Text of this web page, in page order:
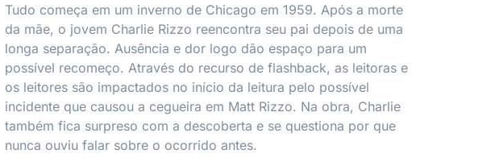
Tudo começa em um inverno de Chicago em 1959. Após a morte
da mãe, o jovem Charlie Rizzo reencontra seu pai depois de uma
longa separação. Ausência e dor logo dão espaço para um
possível recomeço. Através do recurso de flashback, as leitoras e
os leitores são impactados no início da leitura pelo possível
incidente que causou a cegueira em Matt Rizzo. Na obra, Charlie
também fica surpreso com a descoberta e se questiona por que
nunca ouviu falar sobre o ocorrido antes.